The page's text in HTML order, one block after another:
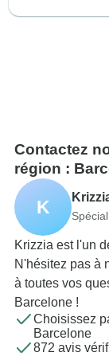
Contactez
région :
K
Krizzia est l'un
N'hésitez pas à
à toutes vos
Barcelone !
Choisissez
Barcelone
872 avis